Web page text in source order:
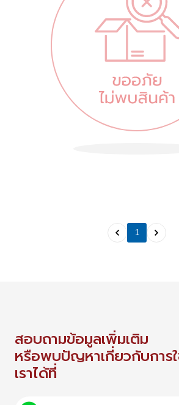
1
สอบถามข้อมูลเพิ่มเติม
หรือพบปัญหาเกี่ยวกับการ
เราได้ที่